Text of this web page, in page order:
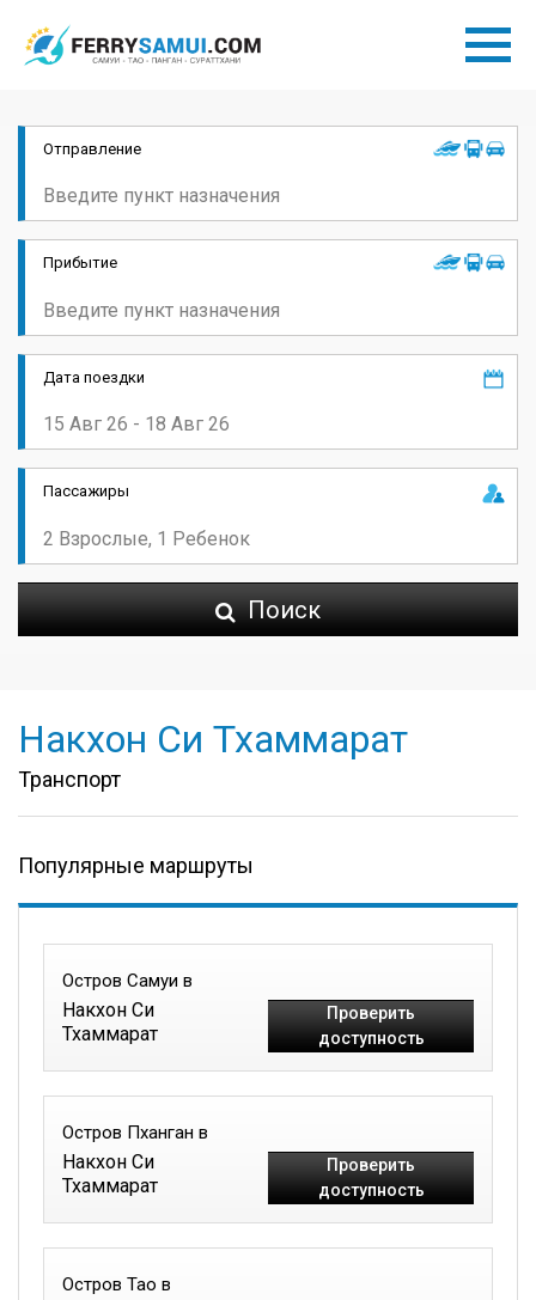
Отправление
Прибытие
Дата поездки
Пассажиры
Поиск
Накхон Си Тхаммарат
Транспорт
Популярные маршруты
Остров Самуи в
Накхон Си
Тхаммарат
Проверить
доступность
Остров Пханган в
Накхон Си
Тхаммарат
Проверить
доступность
Остров Тао в